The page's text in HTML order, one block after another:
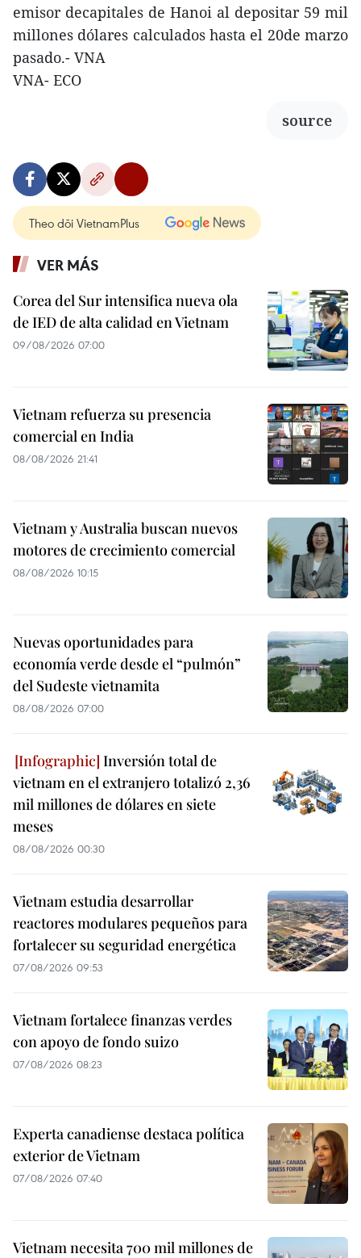
emisor decapitales de Hanoi al depositar 59 mil
millones dólares calculados hasta el 20de marzo
pasado.- VNA
VNA- ECO
source
Theo dõi VietnamPlus
VER MÁS
Corea del Sur intensifica nueva ola
de IED de alta calidad en Vietnam
09/08/2026 07:00
Vietnam refuerza su presencia
comercial en India
08/08/2026 21:41
Vietnam y Australia buscan nuevos
motores de crecimiento comercial
08/08/2026 10:15
Nuevas oportunidades para
economía verde desde el “pulmón”
del Sudeste vietnamita
08/08/2026 07:00
Inversión total de
vietnam en el extranjero totalizó 2,36
mil millones de dólares en siete
meses
08/08/2026 00:30
Vietnam estudia desarrollar
reactores modulares pequeños para
fortalecer su seguridad energética
07/08/2026 09:53
Vietnam fortalece finanzas verdes
con apoyo de fondo suizo
07/08/2026 08:23
Experta canadiense destaca política
exterior de Vietnam
07/08/2026 07:40
Vietnam necesita 700 mil millones de